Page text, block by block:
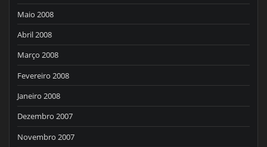
Maio 2008
Abril 2008
Março 2008
Fevereiro 2008
Janeiro 2008
Dezembro 2007
Novembro 2007